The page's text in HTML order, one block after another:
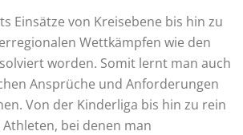
Einsätze von Kreisebene bis hin zu
Wettkämpfen wie den
worden. Somit lernt man auch
Ansprüche und Anforderungen
Von der Kinderliga bis hin zu rein
bei denen man